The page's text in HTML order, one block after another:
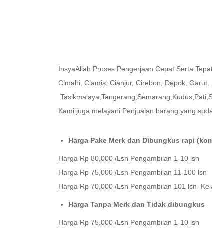
InsyaAllah Proses Pengerjaan Cepat Serta
Cimahi, Ciamis, Cianjur, Cirebon, Depok,
Kami juga melayani Penjualan barang yang
Harga Pake Merk dan Dibungkus rapi
Harga Rp 80,000 /Lsn Pengambilan 1-10 lsn
Harga Rp 75,000 /Lsn Pengambilan 11-100 lsn
Harga Rp 70,000 /Lsn Pengambilan 101 lsn Ke
Harga Tanpa Merk dan Tidak dibungkus
Harga Rp 75,000 /Lsn Pengambilan 1-10 lsn